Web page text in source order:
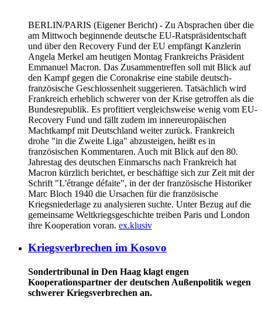
BERLIN/PARIS (Eigener Bericht) - Zu Absprachen über die
am Mittwoch beginnende deutsche EU-Ratspräsidentschaft
und über den Recovery Fund der EU empfängt Kanzlerin
Angela Merkel am heutigen Montag Frankreichs Präsident
Emmanuel Macron. Das Zusammentreffen soll mit Blick auf
den Kampf gegen die Coronakrise eine stabile deutsch-
französische Geschlossenheit suggerieren. Tatsächlich wird
Frankreich erheblich schwerer von der Krise getroffen als die
Bundesrepublik. Es profitiert vergleichsweise wenig vom EU-
Recovery Fund und fällt zudem im innereuropäischen
Machtkampf mit Deutschland weiter zurück. Frankreich
drohe "in die Zweite Liga" abzusteigen, heißt es in
französischen Kommentaren. Auch mit Blick auf den 80.
Jahrestag des deutschen Einmarschs nach Frankreich hat
Macron kürzlich berichtet, er beschäftige sich zur Zeit mit der
Schrift "L'étrange défaite", in der der französische Historiker
Marc Bloch 1940 die Ursachen für die französische
Kriegsniederlage zu analysieren suchte. Unter Bezug auf die
gemeinsame Weltkriegsgeschichte treiben Paris und London
ihre Kooperation voran. ex.klusiv
Kriegsverbrechen im Kosovo
Sondertribunal in Den Haag klagt engen
Kooperationspartner der deutschen Außenpolitik wegen
schwerer Kriegsverbrechen an.